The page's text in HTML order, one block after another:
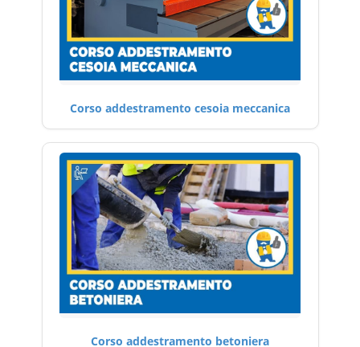
Corso addestramento cesoia meccanica
Corso addestramento betoniera